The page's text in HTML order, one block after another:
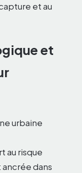
et au
et
urbaine
au risque
ancrée dans